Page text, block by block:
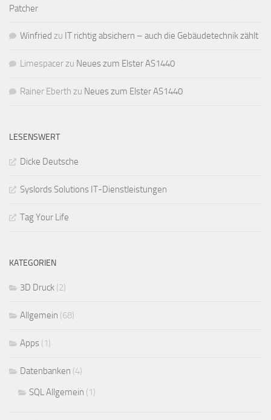
Patcher
Winfried zu IT richtig absichern – auch die Gebäudetechnik zählt
Limespacerzu Neues zum Elster AS1440
Rainer Eberth zu Neues zum Elster AS1440
LESENSWERT
Dicke Deutsche
Syslords Solutions IT-Dienstleistungen
Tag Your Life
KATEGORIEN
3D Druck (2)
Allgemein (68)
Apps (1)
Datenbanken (4)
SQL Allgemein (1)